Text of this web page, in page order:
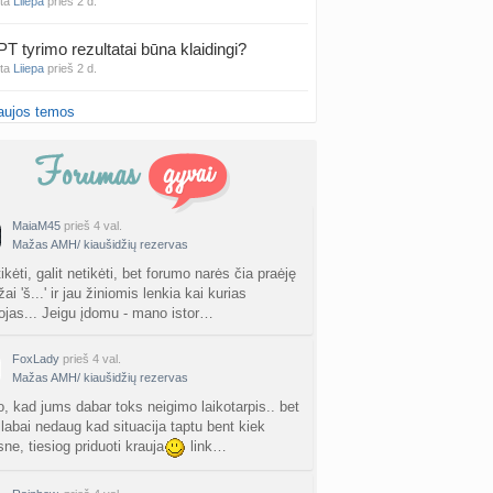
tyrimo rezultatai būna klaidingi?
Liiepa prieš 2 d.
Vasario mėnesio mažyliai
Šiauliuose (2)
valymas
siksnyteee prieš 2 d.
Šklėrius
mėnesio dvyniai
AgnieskaAdele prieš 2 d.
Jonas
temos
MaiaM45 prieš 4 val.
Mažas AMH/ kiaušidžių rezervas
galit netikėti, bet forumo narės čia praėję
'š...' ir jau žiniomis lenkia kai kurias
Jeigu įdomu - mano istor…
FoxLady prieš 4 val.
Mažas AMH/ kiaušidžių rezervas
kad jums dabar toks neigimo laikotarpis.. bet
nedaug kad situacija taptu bent kiek
tiesiog priduoti krauja
link…